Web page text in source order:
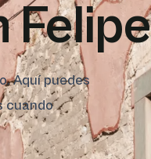
Felipe
Aquí puedes
cuando